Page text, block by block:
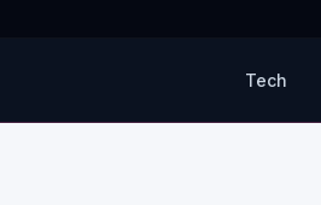
Tech